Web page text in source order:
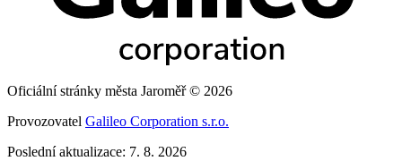
Oficiální stránky města Jaroměř © 2026
Provozovatel Galileo Corporation s.r.o.
Poslední aktualizace: 7. 8. 2026